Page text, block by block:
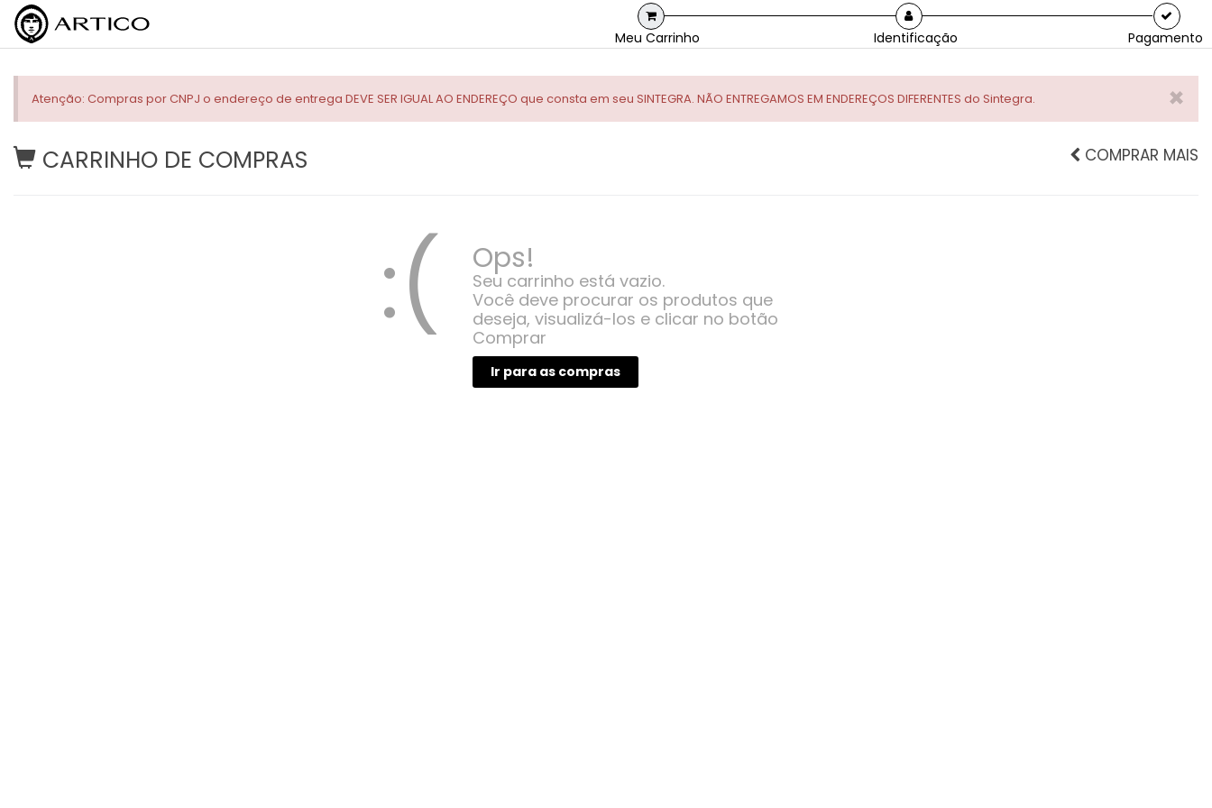
Meu Carrinho Identificação Pagamento
×
Atenção: Compras por CNPJ o endereço de entrega DEVE SER IGUAL AO ENDEREÇO que consta em seu SINTEGRA. NÃO ENTREGAMOS EM ENDEREÇOS DIFERENTES do Sintegra.
CARRINHO DE COMPRAS COMPRAR MAIS
:( Ops!
Seu carrinho está vazio.
Você deve procurar os produtos que
deseja, visualizá-los e clicar no botão
Comprar
Ir para as compras